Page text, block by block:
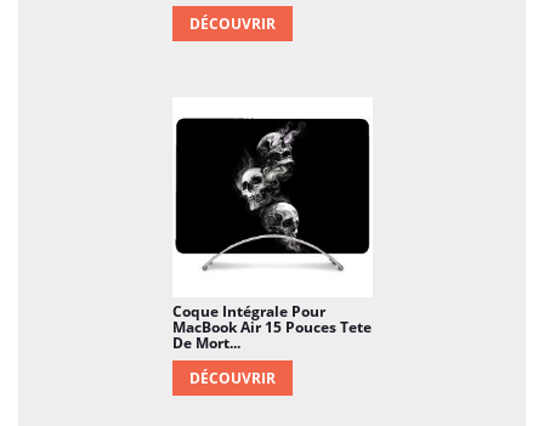
DÉCOUVRIR
Coque Intégrale Pour
MacBook Air 15 Pouces Tete
De Mort...
DÉCOUVRIR